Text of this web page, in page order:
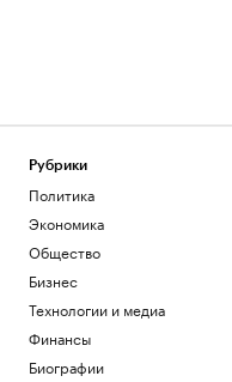
Рубрики
Политика
Экономика
Общество
Бизнес
Технологии и медиа
Финансы
Биографии